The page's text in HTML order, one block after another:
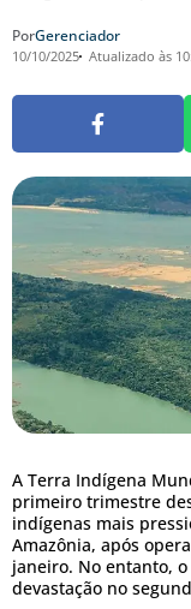
PorGerenciador
10/10/2025 Atualizado às
A Terra Indígena
primeiro trimestre
indígenas mais
Amazônia, após
janeiro. No entanto,
devastação no